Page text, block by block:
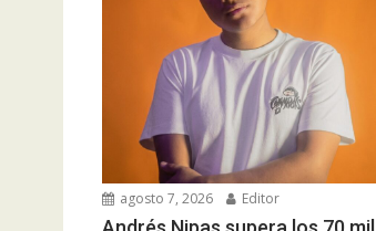
agosto 7, 2026 Editor